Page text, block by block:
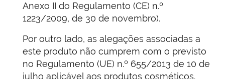
Anexo II do Regulamento (CE) n.º
1223/2009, de 30 de novembro).
Por outro lado, as alegações associadas a
este produto não cumprem com o previsto
no Regulamento (UE) n.º 655/2013 de 10 de
julho aplicável aos produtos cosméticos.